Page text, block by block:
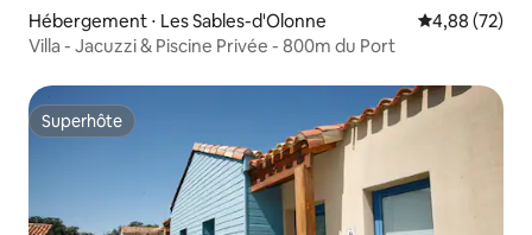
Hébergement ⋅ Les Sables-d'Olonne Évaluation
4,88 (72)
Villa - Jacuzzi & Piscine Privée - 800m du Port
Superhôte
Superhôte